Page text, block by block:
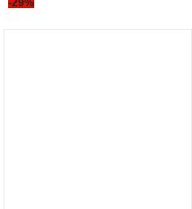
-29%